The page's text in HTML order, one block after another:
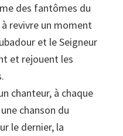
des fantômes du
revivre un moment
et le Seigneur
et rejouent les
chanteur, à chaque
chanson du
le dernier, la